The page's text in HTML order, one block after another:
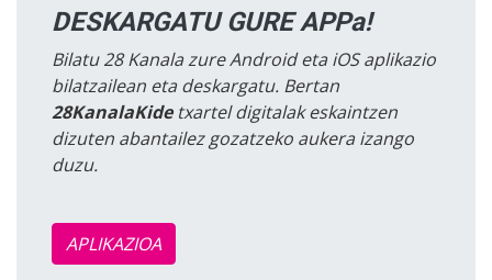
DESKARGATU GURE APPa!
Bilatu 28 Kanala zure Android eta iOS aplikazio
bilatzailean eta deskargatu. Bertan
28KanalaKidetxartel digitalak eskaintzen
dizuten abantailez gozatzeko aukera izango
duzu.
APLIKAZIOA